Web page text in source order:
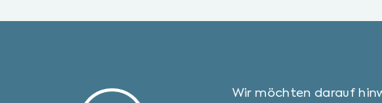
Wir möchten darauf